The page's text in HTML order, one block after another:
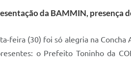
da BAMMIN, presença
feira (30) foi só alegria na Concha
o Prefeito Toninho da